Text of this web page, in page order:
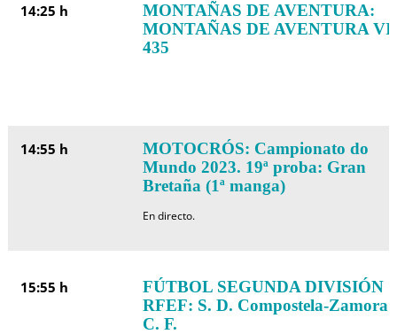
14:25 h
MONTAÑAS DE AVENTURA:
MONTAÑAS DE AVENTURA VI
435
14:55 h
MOTOCRÓS: Campionato do
Mundo 2023. 19ª proba: Gran
Bretaña (1ª manga)
En directo.
15:55 h
FÚTBOL SEGUNDA DIVISIÓN
RFEF: S. D. Compostela-Zamora
C. F.